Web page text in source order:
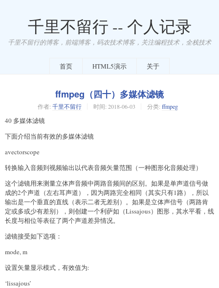
千里不留行 -- 个人记录
千里不留行的博客，前端博客，码农技术博客，关注编程技术，全栈技术
首页 HTML5演示 关于
ffmpeg（四十）多媒体滤镜
作者: 千里不留行 时间: 2018-06-03 分类: ffmpeg
40 多媒体滤镜
下面介绍当前有效的多媒体滤镜
avectorscope
转换输入音频到视频输出以代表音频矢量范围（一种图形化音频处理）
这个滤镜用来测量立体声音频中两路音频间的区别。如果是单声道信号做
成的2个声道（左右耳声道），因为两路完全相同（其实只有1路），所以
输出是一个垂直的直线（表示二者无差别）。如果是立体声信号（两路肯
定或多或少有差别），则创建一个利萨如（Lissajous）图形，其水平看，线
长度与相位等表征了两个声道差异情况。
滤镜接受如下选项：
mode, m
设置矢量显示模式，有效值为:
‘lissajous’